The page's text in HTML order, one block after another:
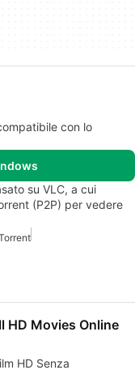
con lo
su VLC, a cui
(P2P) per vedere
HD Movies Online
HD Senza